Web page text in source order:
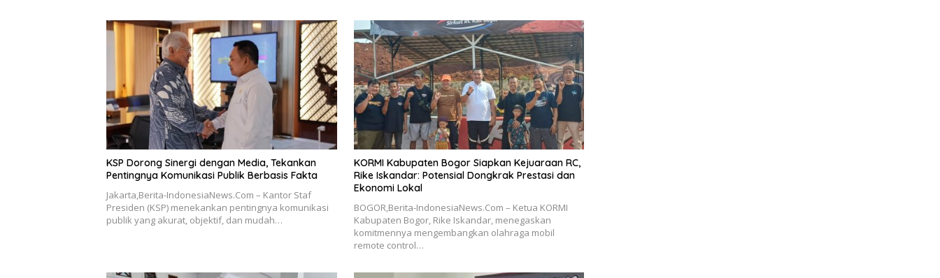
KSP Dorong Sinergi dengan Media, Tekankan
Pentingnya Komunikasi Publik Berbasis Fakta
Jakarta,Berita-IndonesiaNews.Com – Kantor Staf
Presiden (KSP) menekankan pentingnya komunikasi
publik yang akurat, objektif, dan mudah…
KORMI Kabupaten Bogor Siapkan Kejuaraan RC,
Rike Iskandar: Potensial Dongkrak Prestasi dan
Ekonomi Lokal
BOGOR,Berita-IndonesiaNews.Com – Ketua KORMI
Kabupaten Bogor, Rike Iskandar, menegaskan
komitmennya mengembangkan olahraga mobil
remote control…